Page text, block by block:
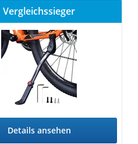
Vergleichssieger
Details ansehen